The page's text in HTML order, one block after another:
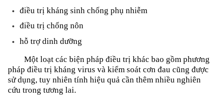
điều trị kháng sinh chống phụ nhiễm
điều trị chống nôn
hỗ trợ dinh dưỡng
Một loạt các biện pháp điều trị khác bao gồm phương
pháp điều trị kháng virus và kiểm soát cơn đau cũng được
sử dụng, tuy nhiên tính hiệu quả cần thêm nhiều nghiên
cứu trong tương lai.